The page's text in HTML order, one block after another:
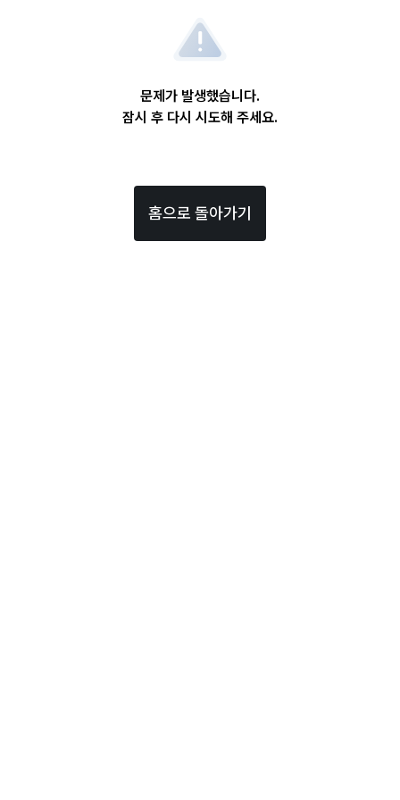
문제가 발생했습니다.
잠시 후 다시 시도해 주세요.
홈으로 돌아가기